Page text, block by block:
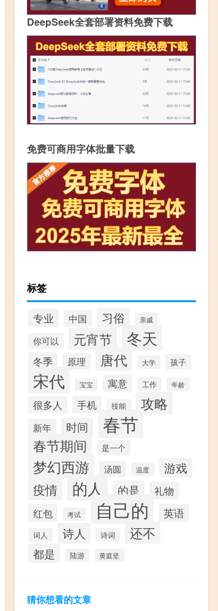
DeepSeek全套部署资料免费下载
免费可商用字体批量下载
标签
专业 中国 习俗 亲戚
你可以 元宵节 冬天
冬季 原理 唐代 大学 孩子
宋代 宝宝 寓意 工作 年龄
很多人 手机 技能 攻略
新年 时间 春节
春节期间 是一个
梦幻西游 汤圆 温度 游戏
疫情 的人 的是 礼物
红包 考试 自己的 英语
词人 诗人 诗词 还不
都是 陆游 黄庭坚
猜你想看的文章